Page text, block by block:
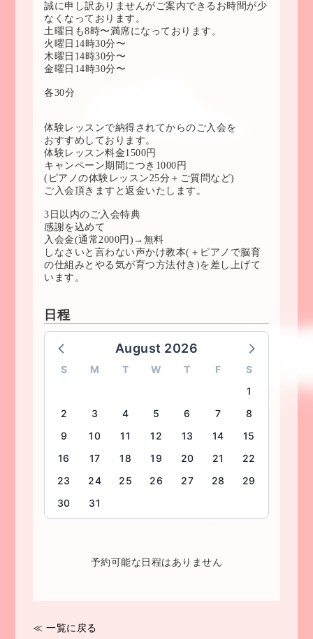
誠に申し訳ありませんがご案内できるお時間が少
なくなっております。
土曜日も8時〜満席になっております。
火曜日14時30分〜
木曜日14時30分〜
金曜日14時30分〜
各30分
体験レッスンで納得されてからのご入会を
おすすめしております。
体験レッスン料金1500円
キャンペーン期間につき1000円
(ピアノの体験レッスン25分＋ご質問など)
ご入会頂きますと返金いたします。
3日以内のご入会特典
感謝を込めて
入会金(通常2000円)→無料
しなさいと言わない声かけ教本(＋ピアノで脳育
の仕組みとやる気が育つ方法付き)を差し上げて
います。
日程
August 2026
S M T W T F
S
1
2
3 4 5 6 7
8
9
10 11 12 13 14
15
16
17 18 19 20 21
22
23
24 25 26 27 28
29
30
31
予約可能な日程はありません
≪ 一覧に戻る